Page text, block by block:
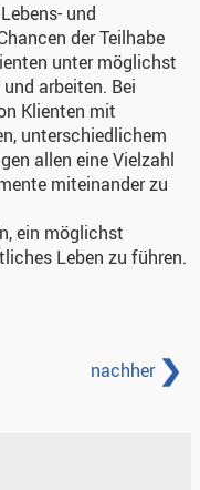
und
der Teilhabe
unter möglichst
arbeiten. Bei
Klienten mit
unterschiedlichem
allen eine Vielzahl
miteinander zu
ein möglichst
Leben zu führen.
nachher